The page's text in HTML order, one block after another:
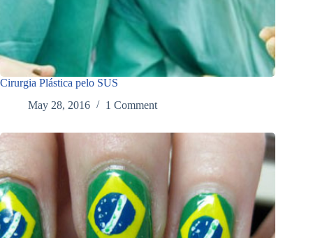
Cirurgia Plástica pelo SUS
May 28, 2016
1 Comment